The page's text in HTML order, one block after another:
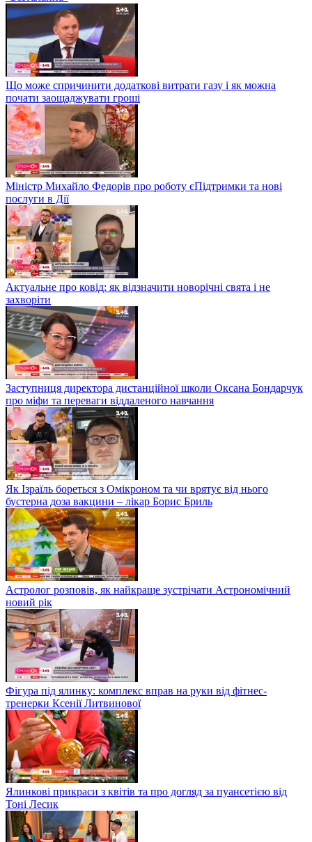
Що може спричинити додаткові витрати газу і як можна
почати заощаджувати гроші
Міністр Михайло Федорів про роботу єПідтримки та нові
послуги в Дії
Актуальне про ковід: як відзначити новорічні свята і не
захворіти
Заступниця директора дистанційної школи Оксана Бондарчук
про міфи та переваги віддаленого навчання
Як Ізраїль бореться з Омікроном та чи врятує від нього
бустерна доза вакцини – лікар Борис Бриль
Астролог розповів, як найкраще зустрічати Астрономічний
новий рік
Фігура під ялинку: комплекс вправ на руки від фітнес-
тренерки Ксенії Литвинової
Ялинкові прикраси з квітів та про догляд за пуансетією від
Тоні Лесик